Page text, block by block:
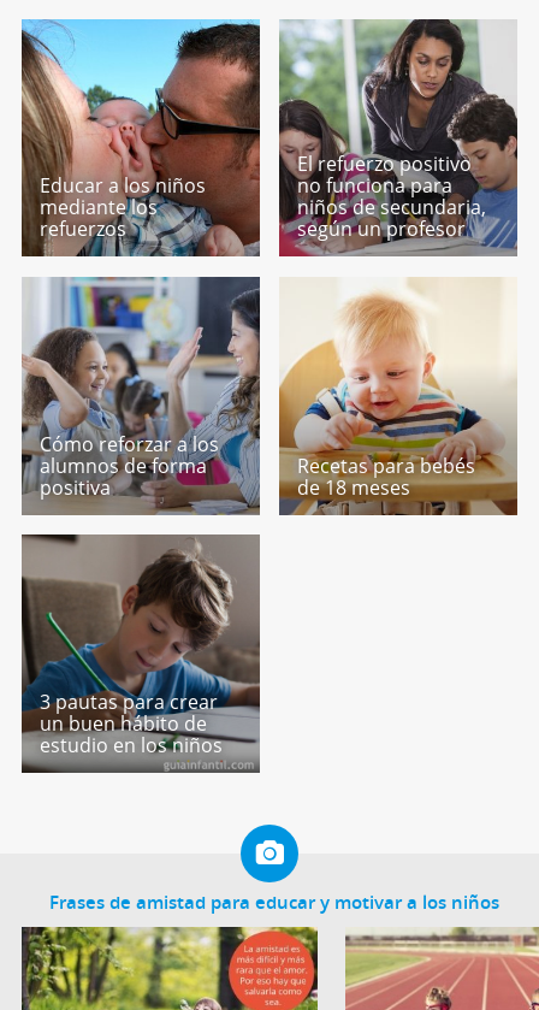
Educar a los niños
mediante los
refuerzos
El refuerzo positivo
no funciona para
niños de secundaria,
según un profesor
Cómo reforzar a los
alumnos de forma
positiva
Recetas para bebés
de 18 meses
3 pautas para crear
un buen hábito de
estudio en los niños
Frases de amistad para educar y motivar a los niños